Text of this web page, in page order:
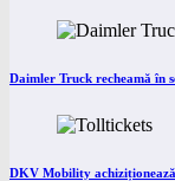
Daimler Truck recheamă în
DKV Mobility